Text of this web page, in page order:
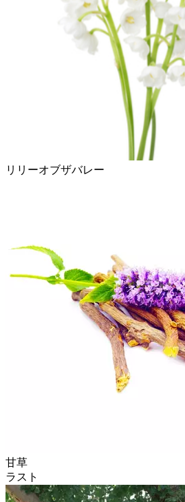
リリーオブザバレー
甘草
ラスト